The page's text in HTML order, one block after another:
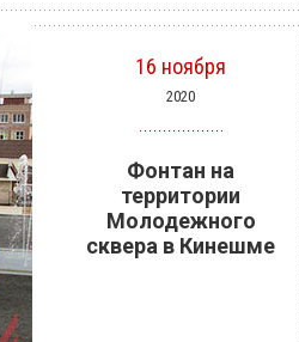
16 ноября
2020
Фонтан на
территории
Молодежного
сквера в Кинешме